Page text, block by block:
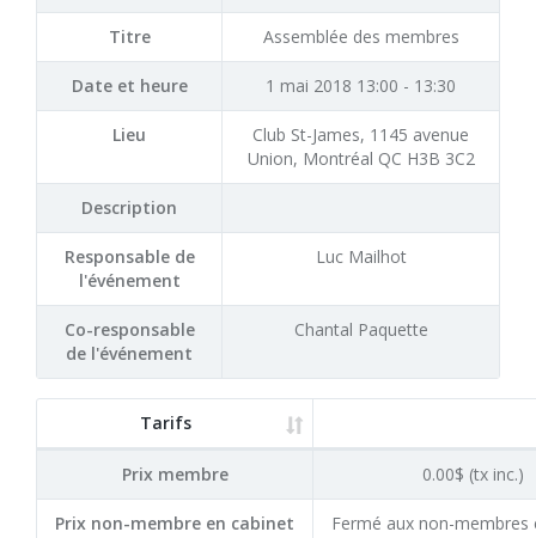
Titre Assemblée des membres
Date et heure 1 mai 2018 13:00 - 13:30
Lieu
Club St-James, 1145 avenue
Union, Montréal QC H3B 3C2
Description
Responsable de
l'événement
Luc Mailhot
Co-responsable
de l'événement
Chantal Paquette
Tarifs
Prix membre 0.00$ (tx inc.)
Prix non-membre en cabinet Fermé aux non-membres